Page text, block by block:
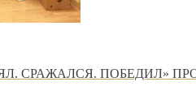
СРАЖАЛСЯ. ПОБЕДИЛ»